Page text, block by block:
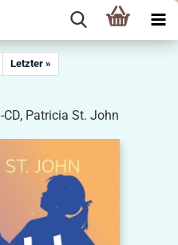
Letzter »
Patricia St. John